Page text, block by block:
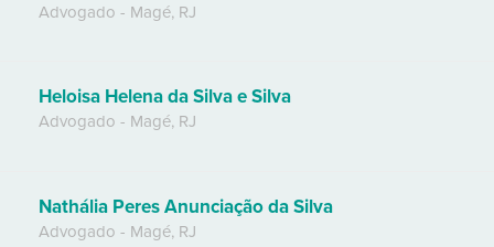
Advogado - Magé, RJ
Heloisa Helena da Silva e Silva
Advogado - Magé, RJ
Nathália Peres Anunciação da Silva
Advogado - Magé, RJ